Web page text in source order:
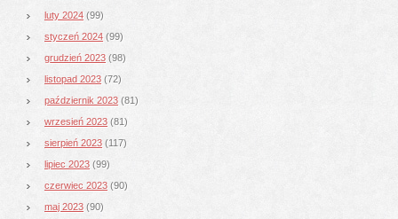
luty 2024 (99)
styczeń 2024 (99)
grudzień 2023 (98)
listopad 2023 (72)
październik 2023 (81)
wrzesień 2023 (81)
sierpień 2023 (117)
lipiec 2023 (99)
czerwiec 2023 (90)
maj 2023 (90)